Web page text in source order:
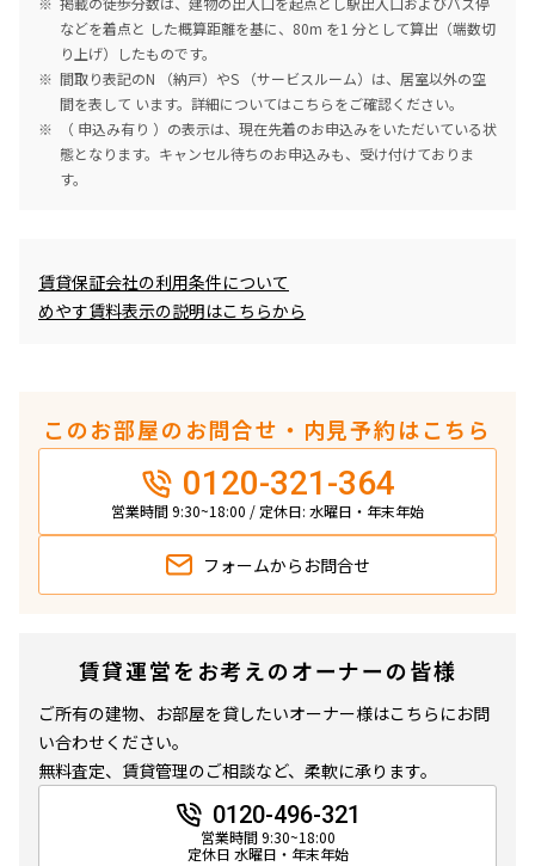
などを着点と した概算距離を基に、80m を1 分として算出（端数切
り上げ）したものです。
間取り表記のN （納戸）やS （サービスルーム）は、居室以外の空
間を表して います。詳細についてはこちらをご確認ください。
（ 申込み有り ）の表示は、現在先着のお申込みをいただいている状
態となります。キャンセル待ちのお申込みも、受け付けておりま
す。
賃貸保証会社の利用条件について
めやす賃料表示の説明はこちらから
このお部屋のお問合せ・内見予約はこちら
0120-321-364
営業時間 9:30~18:00 / 定休日: 水曜日・年末年始
フォームから お問合せ
賃貸運営をお考えのオーナーの皆様
ご所有の建物、お部屋を貸したいオーナー様はこちらにお問
い合わせください。
無料査定、賃貸管理のご相談など、柔軟に承ります。
0120-496-321
営業時間 9:30~18:00
定休日 水曜日・年末年始